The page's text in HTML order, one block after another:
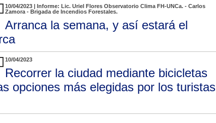
10/04/2023 | Informe: Lic. Uriel Flores Observatorio Clima FH-UNCa. - Carlos
Zamora - Brigada de Incendios Forestales.
Arranca la semana, y así estará el
10/04/2023
Recorrer la ciudad mediante bicicletas
opciones más elegidas por los turistas